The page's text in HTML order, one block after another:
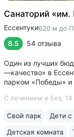
Санаторий
Ессентуки620 м до
8.5 54 отзыва
Один из лучших
—качество» в
парком «Победы»
минеральной водой
С лечением и без,
Свой парк Дети с
Детская комната